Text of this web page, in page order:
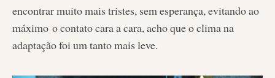
encontrar muito mais tristes, sem esperança, evitando ao
máximo o contato cara a cara, acho que o clima na
adaptação foi um tanto mais leve.